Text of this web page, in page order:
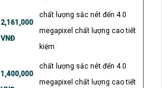
2,161,000
VNĐ
chất lượng sắc nét đến 4.0
megapixel chất lượng cao tiết
kiệm
1,400,000
chất lượng sắc nét đến 4.0
megapixel chất lượng cao tiết